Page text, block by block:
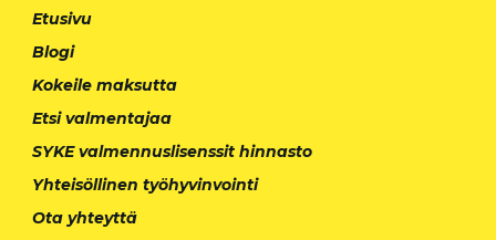
Etusivu
Blogi
Kokeile maksutta
Etsi valmentajaa
SYKE valmennuslisenssit hinnasto
Yhteisöllinen työhyvinvointi
Ota yhteyttä